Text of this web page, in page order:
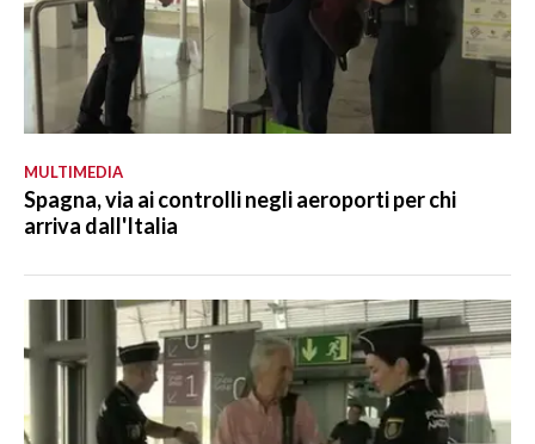
MULTIMEDIA
Spagna, via ai controlli negli aeroporti per chi
arriva dall'Italia